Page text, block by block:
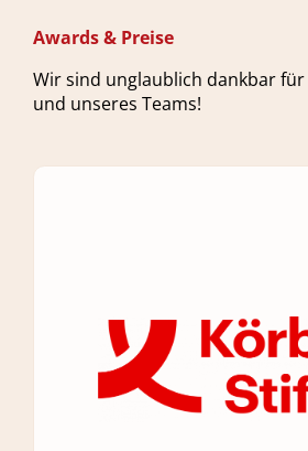
Awards & Preise
Wir sind unglaublich dankbar
und unseres Teams!